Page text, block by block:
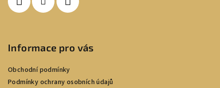
Informace pro vás
Obchodní podmínky
Podmínky ochrany osobních údajů